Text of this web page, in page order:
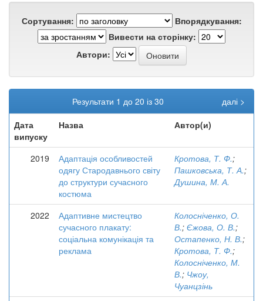
Сортування:
Впорядкування:
Вивести на сторінку:
Автори:
Результати 1 до 20 із 30
далі >
Дата
випуску
Назва Автор(и)
2019
Адаптація особливостей
одягу Стародавнього світу
до структури сучасного
костюма
Кротова, Т. Ф.;
Пашковська, Т. А.;
Душина, М. А.
2022
Адаптивне мистецтво
сучасного плакату:
соціальна комунікація та
реклама
Колосніченко, О.
В.; Єжова, О. В.;
Остапенко, Н. В.;
Кротова, Т. Ф.;
Колосніченко, М.
В.; Чжоу,
Чуанцзінь